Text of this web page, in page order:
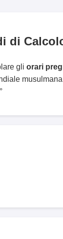
di
gli orari